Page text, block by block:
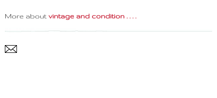
More about vintage and condition . . . .